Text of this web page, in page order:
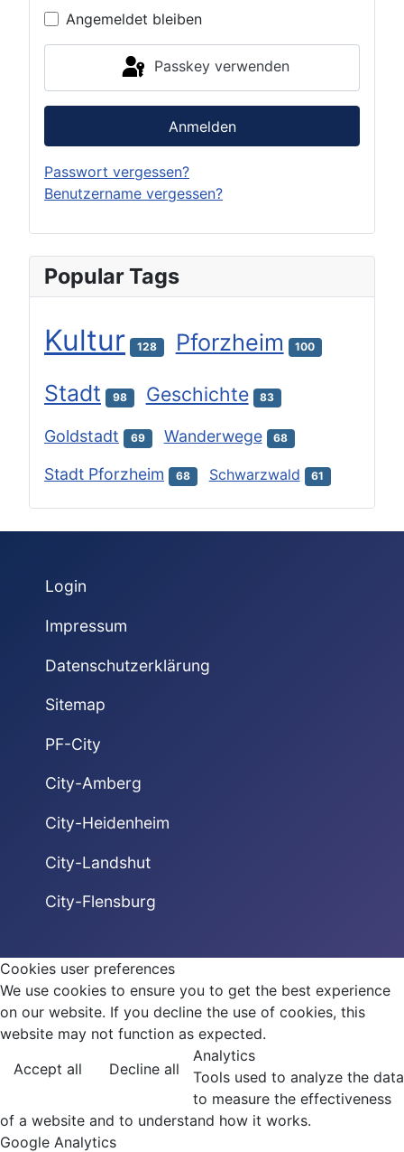
Angemeldet bleiben
Passkey verwenden
Anmelden
Passwort vergessen?
Benutzername vergessen?
Popular Tags
Kultur 128 Pforzheim 100
Stadt 98 Geschichte 83
Goldstadt 69 Wanderwege 68
Stadt Pforzheim 68 Schwarzwald 61
Login
Impressum
Datenschutzerklärung
Sitemap
PF-City
City-Amberg
City-Heidenheim
City-Landshut
City-Flensburg
Cookies user preferences
We use cookies to ensure you to get the best experience
on our website. If you decline the use of cookies, this
website may not function as expected.
Accept all
Decline all
Analytics
Tools used to analyze the data
to measure the effectiveness
of a website and to understand how it works.
Google Analytics